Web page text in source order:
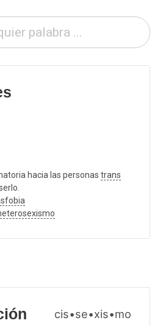
hacia las personas trans
cis•se•xis•mo